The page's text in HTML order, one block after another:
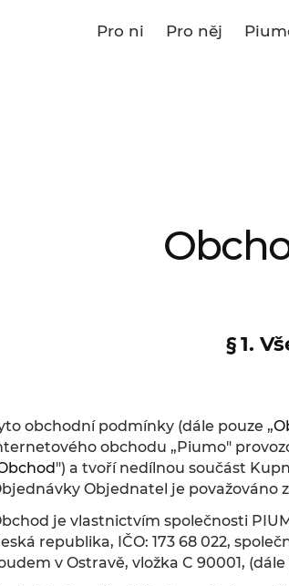
Pro ni Pro něj
§ 1.
obchodní podmínky (dále pouze „
obchodu „Piumo"
") a tvoří nedílnou součást
Objednatel je považováno
je vlastnictvím společnosti
republika, IČO: 173 68 022,
v Ostravě, vložka C 90001, (dále